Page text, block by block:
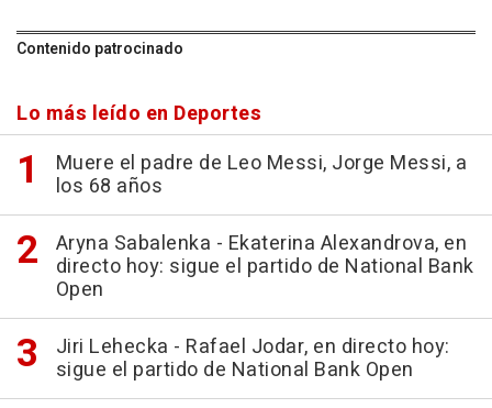
Contenido patrocinado
Lo más leído en Deportes
Muere el padre de Leo Messi, Jorge Messi, a
los 68 años
Aryna Sabalenka - Ekaterina Alexandrova, en
directo hoy: sigue el partido de National Bank
Open
Jiri Lehecka - Rafael Jodar, en directo hoy:
sigue el partido de National Bank Open